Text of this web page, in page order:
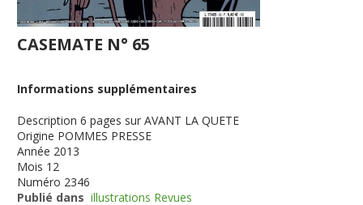
CASEMATE N° 65
Informations supplémentaires
Description 6 pages sur AVANT LA QUETE
Origine POMMES PRESSE
Année 2013
Mois 12
Numéro 2346
Publié dans illustrations Revues